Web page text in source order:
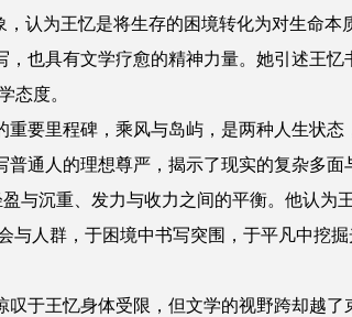
，认为王忆是将生存的困境转化为对生命本
也具有文学疗愈的精神力量。她引述王忆
态度。
要里程碑，乘风与岛屿，是两种人生状态
通人的理想尊严，揭示了现实的复杂多面
与沉重、发力与收力之间的平衡。他认为
与人群，于困境中书写突围，于平凡中挖
于王忆身体受限，但文学的视野跨却越了